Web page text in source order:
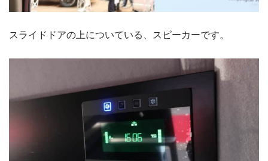
スライドドアの上についている、スピーカーです。